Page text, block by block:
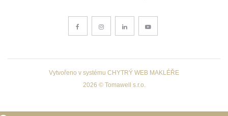
Vytvořeno v systému CHYTRÝ WEB MAKLÉŘE
2026 © Tomawell s.r.o.